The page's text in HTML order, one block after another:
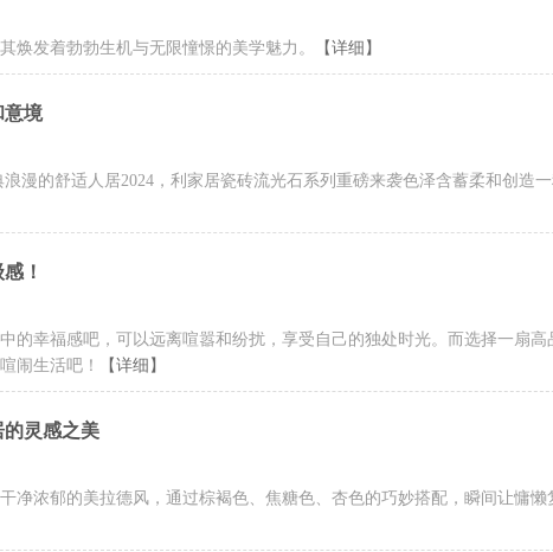
焕发着勃勃生机与无限憧憬的美学魅力。 【详细】
意境
漫的舒适人居2024，利家居瓷砖流光石系列重磅来袭色泽含蓄柔和创造
！
的幸福感吧，可以远离喧嚣和纷扰，享受自己的独处时光。而选择一扇高
闹生活吧！
【详细】
的灵感之美
净浓郁的美拉德风，通过棕褐色、焦糖色、杏色的巧妙搭配，瞬间让慵懒